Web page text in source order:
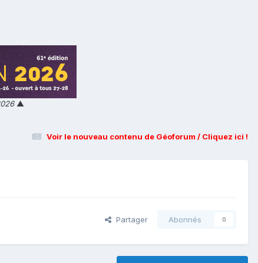
▲
Voir le nouveau contenu de Géoforum / Cliquez ici !
Partager Abonnés 0